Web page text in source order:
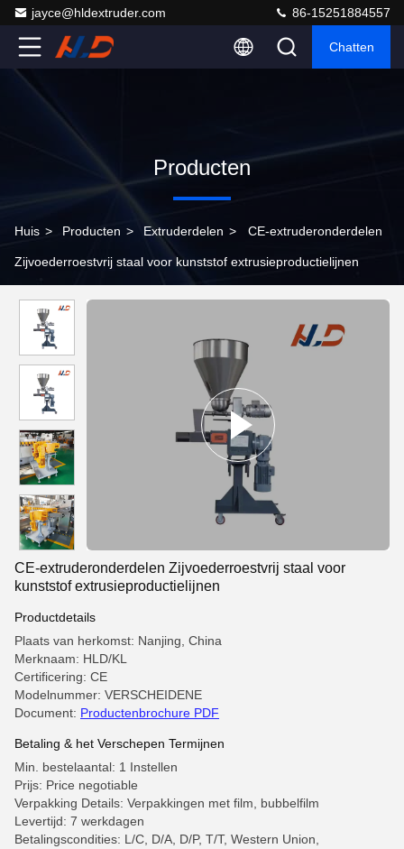
jayce@hldextruder.com 86-15251884557
Chatten
Producten
Huis > Producten > Extruderdelen > CE-extruderonderdelen
Zijvoederroestvrij staal voor kunststof extrusieproductielijnen
CE-extruderonderdelen Zijvoederroestvrij staal voor
kunststof extrusieproductielijnen
Productdetails
Plaats van herkomst: Nanjing, China
Merknaam: HLD/KL
Certificering: CE
Modelnummer: VERSCHEIDENE
Document: Productenbrochure PDF
Betaling & het Verschepen Termijnen
Min. bestelaantal: 1 Instellen
Prijs: Price negotiable
Verpakking Details: Verpakkingen met film, bubbelfilm
Levertijd: 7 werkdagen
Betalingscondities: L/C, D/A, D/P, T/T, Western Union,